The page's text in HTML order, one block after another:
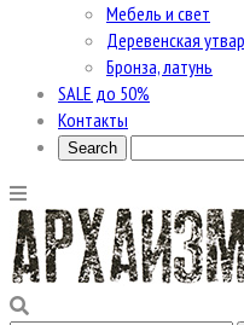
Мебель и свет
Деревенская
Бронза, латунь
SALE до 50%
Контакты